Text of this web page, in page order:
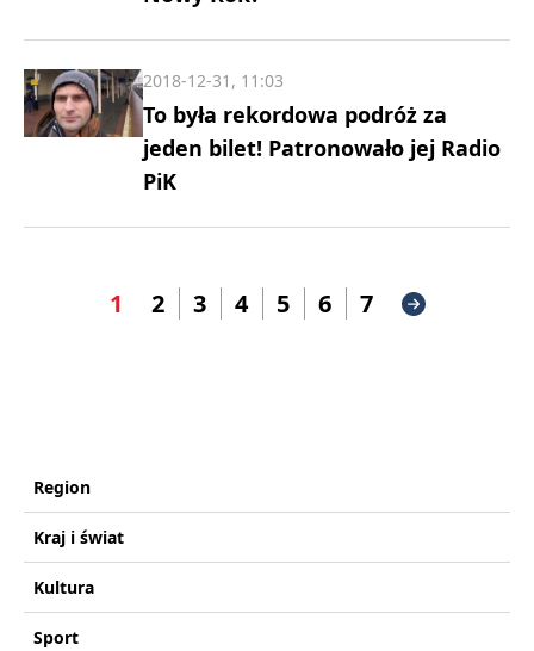
To była rekordowa podróż za
jeden bilet! Patronowało jej Radio
PiK
2018-12-31, 11:03
1 2 3 4 5 6 7
Region
Kraj i świat
Kultura
Sport